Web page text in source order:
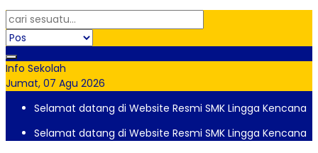
Info Sekolah
Jumat, 07 Agu 2026
Selamat datang di Website Resmi SMK Lingga Kencana
Selamat datang di Website Resmi SMK Lingga Kencana